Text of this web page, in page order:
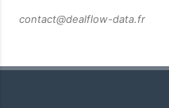
contact@dealflow-data.fr